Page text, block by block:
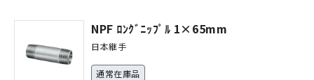
NPF ﾛﾝｸﾞﾆｯﾌﾟﾙ 1×65mm
日本継手
通常在庫品